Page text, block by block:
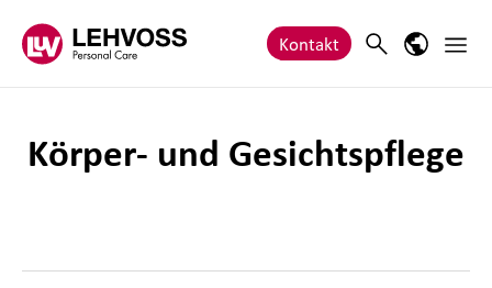
Kontakt SearchSprach-
Körper- und Gesichtspflege